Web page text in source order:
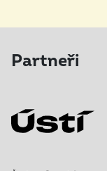
Partneři